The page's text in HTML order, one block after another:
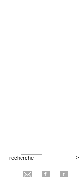
f t